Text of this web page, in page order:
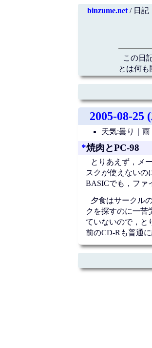
binzume.net/ 日記
この日
とは何
2005-08-25
天気:曇り｜雨
*焼肉とPC-98
とりあえず，メ
スクが使えないの
BASICでも，ファ
夕食はサークル
クを探すのに一苦
ていないので，と
前のCD-Rも普通